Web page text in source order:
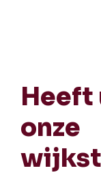
Heeft
onze